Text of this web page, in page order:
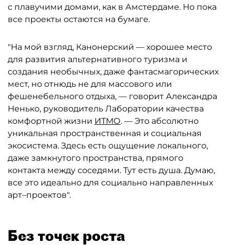
с плавучими домами, как в Амстердаме. Но пока
все проекты остаются на бумаге.
"На мой взгляд, Канонерский — хорошее место
для развития альтернативного туризма и
создания необычных, даже фантасмагорических
мест, но отнюдь не для массового или
фешенебельного отдыха, — говорит Александра
Ненько, руководитель Лаборатории качества
комфортной жизни ИТМО. — Это абсолютно
уникальная пространственная и социальная
экосистема. Здесь есть ощущение локального,
даже замкнутого пространства, прямого
контакта между соседями. Тут есть душа. Думаю,
все это идеально для социально направленных
арт–проектов".
Без точек роста